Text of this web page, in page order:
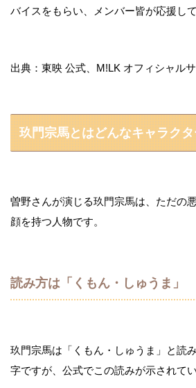
バイスをもらい、メンバー皆が応援し
出典：東映 公式、M!LK オフィシャル
玖門宗馬とはどんなキャラクタ
曽野さんが演じる玖門宗馬は、ただの
顔を持つ人物です。
読み方は「くもん・しゅうま」
玖門宗馬は「くもん・しゅうま」と読
字ですが、公式でこの読みが示されてい